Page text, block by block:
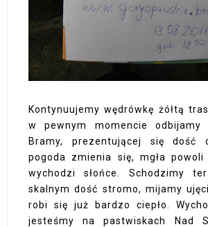
Kontynuujemy wędrówkę żółtą
w pewnym momencie odbijamy
Bramy, prezentującej się dość
pogoda zmienia się, mgła
wychodzi słońce. Schodzimy
skalnym dość stromo, mijamy
robi się już bardzo ciepło.
jesteśmy na pastwiskach Nad